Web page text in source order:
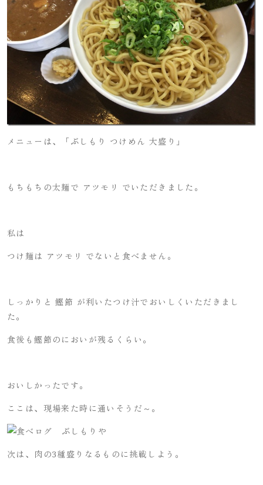
メニューは、「ぶしもり つけめん 大盛り」
もちもちの太麺で アツモリ でいただきました。
私は
つけ麺は アツモリ でないと食べません。
しっかりと 鰹節 が利いたつけ汁でおいしくいただきまし
た。
食後も鰹節のにおいが残るくらい。
おいしかったです。
ここは、現場来た時に通いそうだ～。
次は、肉の3種盛りなるものに挑戦しよう。